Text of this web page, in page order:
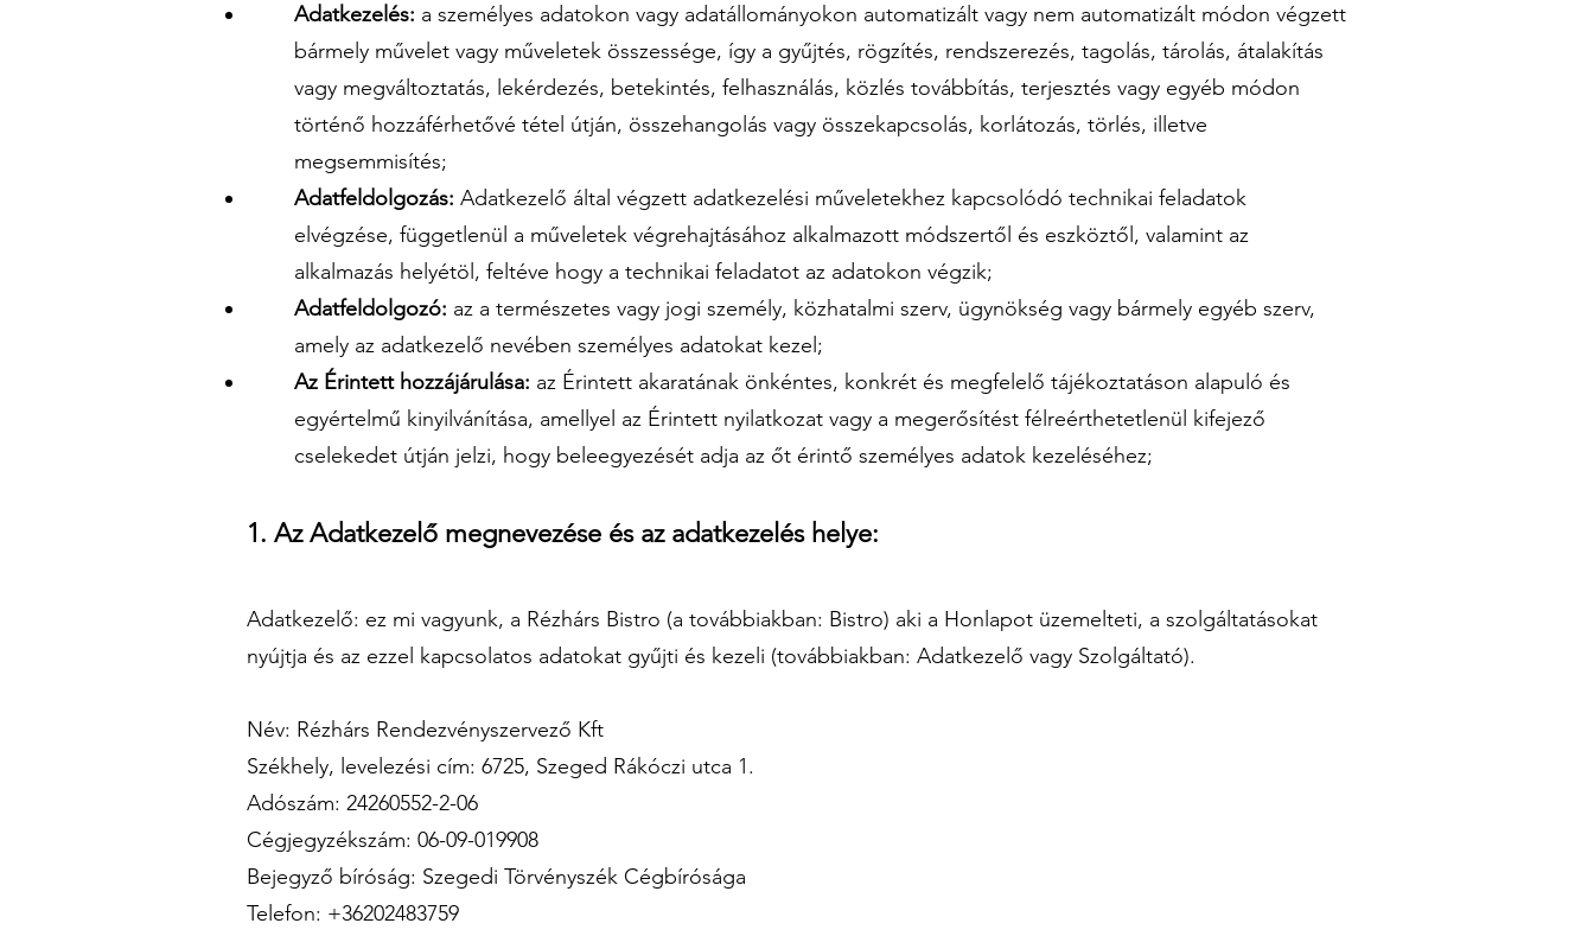
Adatkezelés: a személyes adatokon vagy adatállományokon automatizált vagy nem automatizált módon végzett
bármely művelet vagy műveletek összessége, így a gyűjtés, rögzítés, rendszerezés, tagolás, tárolás, átalakítás
vagy megváltoztatás, lekérdezés, betekintés, felhasználás, közlés továbbítás, terjesztés vagy egyéb módon
történő hozzáférhetővé tétel útján, összehangolás vagy összekapcsolás, korlátozás, törlés, illetve
megsemmisítés;
Adatfeldolgozás: Adatkezelő által végzett adatkezelési műveletekhez kapcsolódó technikai feladatok
elvégzése, függetlenül a műveletek végrehajtásához alkalmazott módszertől és eszköztől, valamint az
alkalmazás helyétöl, feltéve hogy a technikai feladatot az adatokon végzik;
Adatfeldolgozó: az a természetes vagy jogi személy, közhatalmi szerv, ügynökség vagy bármely egyéb szerv,
amely az adatkezelő nevében személyes adatokat kezel;
Az Érintett hozzájárulása: az Érintett akaratának önkéntes, konkrét és megfelelő tájékoztatáson alapuló és
egyértelmű kinyilvánítása, amellyel az Érintett nyilatkozat vagy a megerősítést félreérthetetlenül kifejező
cselekedet útján jelzi, hogy beleegyezését adja az őt érintő személyes adatok kezeléséhez;
1. Az Adatkezelő megnevezése és az adatkezelés helye:
Adatkezelő: ez mi vagyunk, a Rézhárs Bistro (a továbbiakban: Bistro) aki a Honlapot üzemelteti, a szolgáltatásokat
nyújtja és az ezzel kapcsolatos adatokat gyűjti és kezeli (továbbiakban: Adatkezelő vagy Szolgáltató).
Név: Rézhárs Rendezvényszervező Kft
Székhely, levelezési cím: 6725, Szeged Rákóczi utca 1.
Adószám: 24260552-2-06
Cégjegyzékszám: 06-09-019908
Bejegyző bíróság: Szegedi Törvényszék Cégbírósága
Telefon: +36202483759